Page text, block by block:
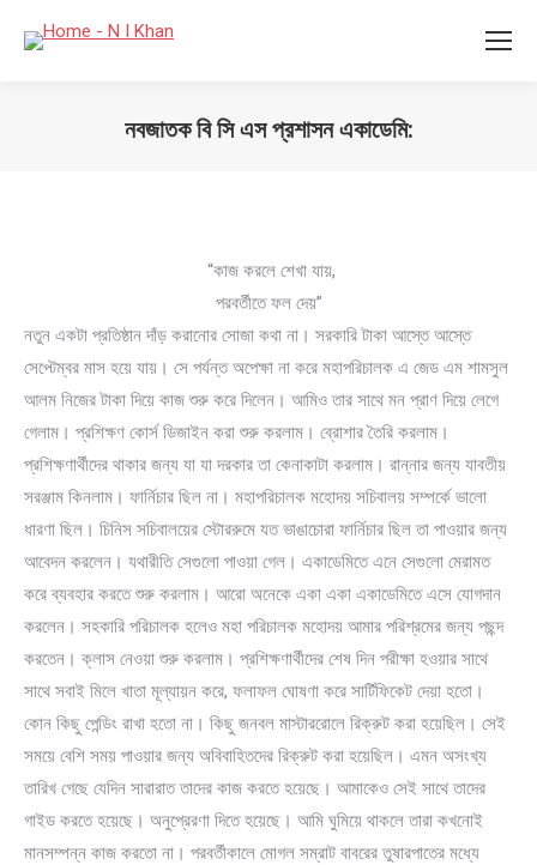
নবজাতক বি সি এস প্রশাসন একাডেমি:
“কাজ করলে শেখা যায়,
পরবর্তীতে ফল দেয়”
নতুন একটা প্রতিষ্ঠান দাঁড় করানোর সোজা কথা না। সরকারি টাকা আস্তে আস্তে
সেপ্টেম্বর মাস হয়ে যায়। সে পর্যন্ত অপেক্ষা না করে মহাপরিচালক এ জেড এম শামসুল
আলম নিজের টাকা দিয়ে কাজ শুরু করে দিলেন। আমিও তার সাথে মন প্রাণ দিয়ে লেগে
গেলাম। প্রশিক্ষণ কোর্স ডিজাইন করা শুরু করলাম। ব্রোশার তৈরি করলাম।
প্রশিক্ষণার্থীদের থাকার জন্য যা যা দরকার তা কেনাকাটা করলাম। রান্নার জন্য যাবতীয়
সরঞ্জাম কিনলাম। ফার্নিচার ছিল না। মহাপরিচালক মহোদয় সচিবালয় সম্পর্কে ভালো
ধারণা ছিল। চিনিস সচিবালয়ের স্টোররুমে যত ভাঙাচোরা ফার্নিচার ছিল তা পাওয়ার জন্য
আবেদন করলেন। যথারীতি সেগুলো পাওয়া গেল। একাডেমিতে এনে সেগুলো মেরামত
করে ব্যবহার করতে শুরু করলাম। আরো অনেকে একা একা একাডেমিতে এসে যোগদান
করলেন। সহকারি পরিচালক হলেও মহা পরিচালক মহোদয় আমার পরিশ্রমের জন্য পছন্দ
করতেন। ক্লাস নেওয়া শুরু করলাম। প্রশিক্ষণার্থীদের শেষ দিন পরীক্ষা হওয়ার সাথে
সাথে সবাই মিলে খাতা মূল্যায়ন করে, ফলাফল ঘোষণা করে সার্টিফিকেট দেয়া হতো।
কোন কিছু পেন্ডিং রাখা হতো না। কিছু জনবল মাস্টাররোলে রিক্রুট করা হয়েছিল। সেই
সময়ে বেশি সময় পাওয়ার জন্য অবিবাহিতদের রিক্রুট করা হয়েছিল। এমন অসংখ্য
তারিখ গেছে যেদিন সারারাত তাদের কাজ করতে হয়েছে। আমাকেও সেই সাথে তাদের
গাইড করতে হয়েছে। অনুপ্রেরণা দিতে হয়েছে। আমি ঘুমিয়ে থাকলে তারা কখনোই
মানসম্পন্ন কাজ করতো না। পরবর্তীকালে মোগল সম্রাট বাবরের তুষারপাতের মধ্যে